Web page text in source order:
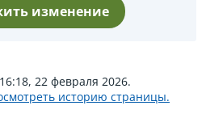
изменение
22 февраля 2026.
историю страницы.